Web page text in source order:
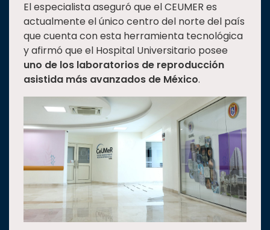
El especialista aseguró que el CEUMER es
actualmente el único centro del norte del país
que cuenta con esta herramienta tecnológica
y afirmó que el Hospital Universitario posee
uno de los laboratorios de reproducción
asistida más avanzados de México.